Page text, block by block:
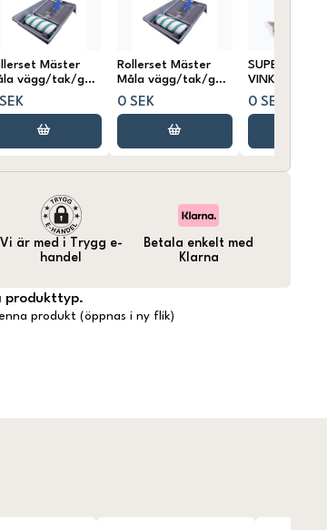
Mäster
vägg/tak/golv
cm
Rollerset Mäster
Måla vägg/tak/golv
18 cm
0 SEK
SUPER SOFT
0 SEK
Vi är med i Trygg e-
handel
Betala enkelt med
Klarna
produkttyp.
produkt (öppnas i ny flik)